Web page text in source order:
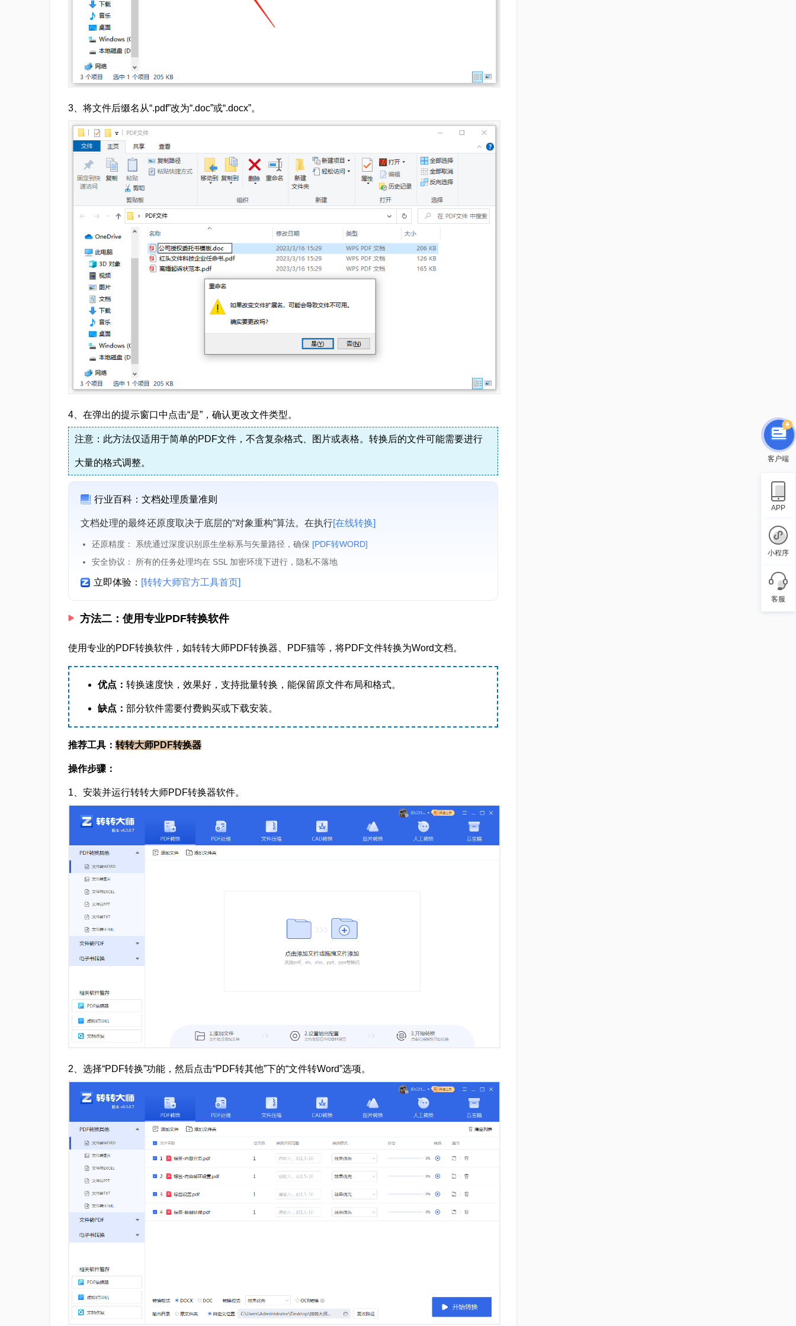
3、将文件后缀名从“.pdf”改为“.doc”或“.docx”。
4、在弹出的提示窗口中点击“是”，确认更改文件类型。
注意：此方法仅适用于简单的PDF文件，不含复杂格式、图片或表格。转换后的文件可能需要进行
大量的格式调整。
行业百科：文档处理质量准则
文档处理的最终还原度取决于底层的“对象重构”算法。在执行[在线转换]
还原精度： 系统通过深度识别原生坐标系与矢量路径，确保 [PDF转WORD]
安全协议： 所有的任务处理均在 SSL 加密环境下进行，隐私不落地
立即体验： [转转大师官方工具首页]
方法二：使用专业PDF转换软件
使用专业的PDF转换软件，如转转大师PDF转换器、PDF猫等，将PDF文件转换为Word文档。
优点： 转换速度快，效果好，支持批量转换，能保留原文件布局和格式。
缺点： 部分软件需要付费购买或下载安装。
推荐工具： 转转大师PDF转换器
操作步骤：
1、安装并运行转转大师PDF转换器软件。
2、选择“PDF转换”功能，然后点击“PDF转其他”下的“文件转Word”选项。
客户端
APP
小程序
客服